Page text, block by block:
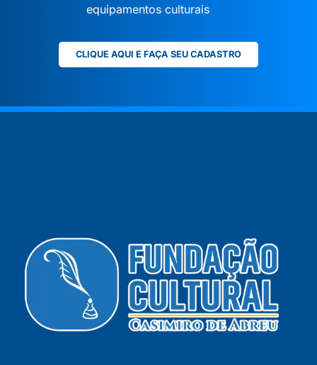
equipamentos culturais
CLIQUE AQUI E FAÇA SEU CADASTRO